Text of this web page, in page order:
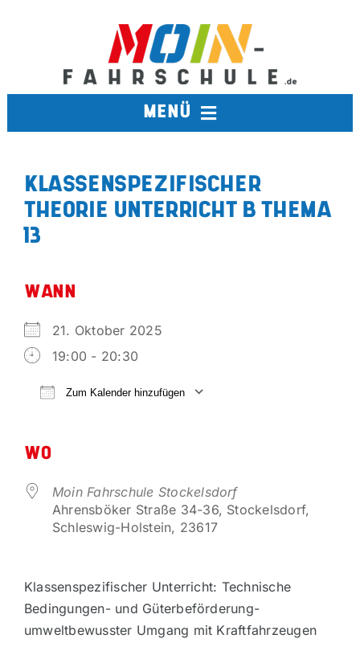
MENÜ
TERMINE
KLASSENSPEZIFISCHER
THEORIE UNTERRICHT B THEMA
13
WANN
21. Oktober 2025
19:00 - 20:30
Zum Kalender hinzufügen
WO
Moin Fahrschule Stockelsdorf
Ahrensböker Straße 34-36, Stockelsdorf,
Schleswig-Holstein, 23617
Klassenspezifischer Unterricht: Technische
Bedingungen- und Güterbeförderung-
umweltbewusster Umgang mit Kraftfahrzeugen